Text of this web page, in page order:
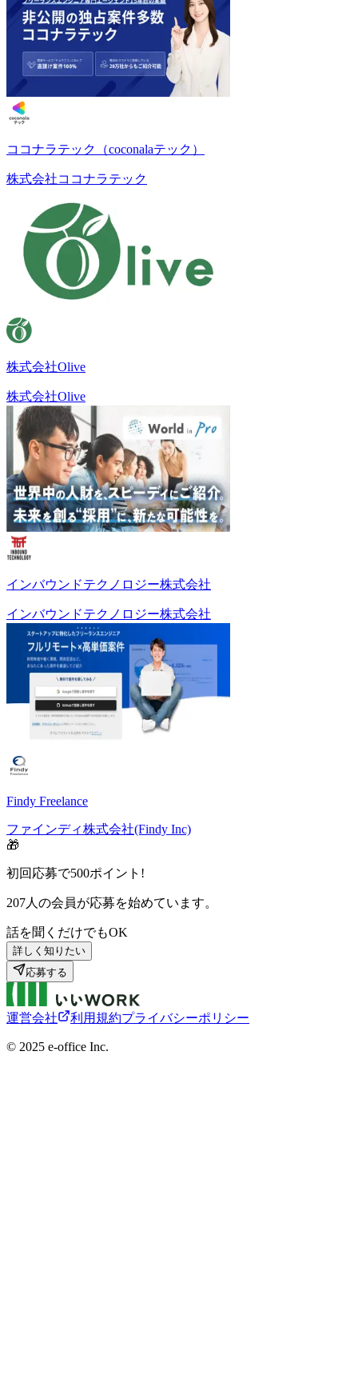
ココナラテック（coconalaテック）
株式会社ココナラテック
株式会社Olive
株式会社Olive
インバウンドテクノロジー株式会社
インバウンドテクノロジー株式会社
Findy Freelance
ファインディ株式会社(Findy Inc)
🎁
初回応募で500ポイント!
207人の会員が応募を始めています。
話を聞くだけでもOK
詳しく知りたい
応募する
運営会社 利用規約プライバシーポリシー
©︎ 2025 e-office Inc.